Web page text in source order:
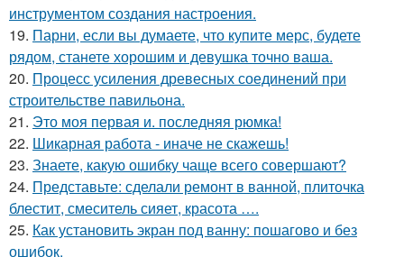
инструментом создания настроения.
19. Парни, если вы думаете, что купите мерс, будете
рядом, станете хорошим и девушка точно ваша.
20. Процесс усиления древесных соединений при
строительстве павильона.
21. Это моя первая и. последняя рюмка!
22. Шикарная работа - иначе не скажешь!
23. Знаете, какую ошибку чаще всего совершают?
24. Представьте: сделали ремонт в ванной, плиточка
блестит, смеситель сияет, красота ….
25. Как установить экран под ванну: пошагово и без
ошибок.